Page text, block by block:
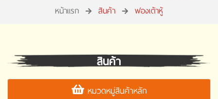
หน้าแรก สินค้า ฟองเต้าหู้
สินค้า
หมวดหมู่สินค้าหลัก